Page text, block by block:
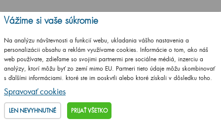
Jediná značková predajňa Dřevojasu v ČR
Vážime si vaše súkromie
Na analýzu návštevnosti a funkcií webu, ukladania vášho nastavenia a
personalizácii obsahu a reklám využívame cookies. Informácie o tom, ako náš
web používate, zdieľame so svojimi partnermi pre sociálne médiá, inzerciu a
analýzy, ktorí môžu byť zo zemí mimo EU. Partneri tieto údaje môžu skombinovať
s ďalšími informáciami, ktoré ste im poskytli alebo ktoré získali v dôsledku toho,
že používate ich služby.
Spravovať cookies
LEN NEVYHNUTNÉ PRIJAŤ VŠETKO